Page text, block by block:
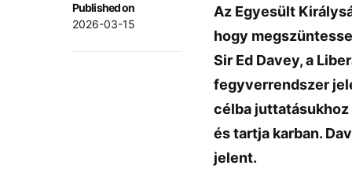
Published on
2026-03-15
Az Egyesült
hogy
Sir Ed Davey, a
fegyverrendszer
célba
és tartja karban.
jelent.